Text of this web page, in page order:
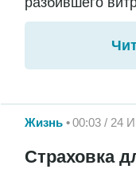
Жизнь 00:03 / 24
Страховка